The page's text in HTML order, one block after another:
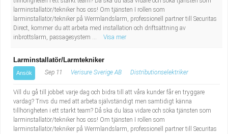
larminstallatör/tekniker hos oss! Om tjänsten I rollen som
larminstallatör/tekniker på Wermlandslarm, professionell partner till Securitas
Direct, kommer du att arbeta med installation och driftsättning av
inbrottslarm, passagesystem ...
Visa mer
Larminstallatör/Larmtekniker
Ansök Sep 11 Verisure Sverige AB Distributionselektriker
Vill du gå till jobbet varje dag och bidra till att våra kunder får en tryggare
vardag? Trivs du med att arbeta självständigt men samtidigt känna
tillhörigheten i ett starkt team? Då ska du läsa vidare och söka tjänsten som
larminstallatör/tekniker hos oss! Om tjänsten I rollen som
larminstallatör/tekniker på Wermlandslarm, professionell partner till Securitas